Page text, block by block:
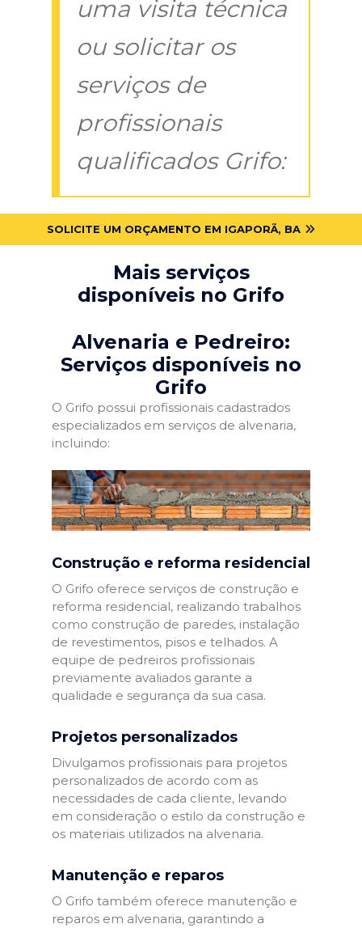
uma visita técnica
ou solicitar os
serviços de
profissionais
qualificados Grifo:
SOLICITE UM ORÇAMENTO EM IGAPORÃ, BA
Mais serviços
disponíveis no Grifo
Alvenaria e Pedreiro:
Serviços disponíveis no
Grifo
O Grifo possui profissionais cadastrados
especializados em serviços de alvenaria,
incluindo:
Construção e reforma residencial
O Grifo oferece serviços de construção e
reforma residencial, realizando trabalhos
como construção de paredes, instalação
de revestimentos, pisos e telhados. A
equipe de pedreiros profissionais
previamente avaliados garante a
qualidade e segurança da sua casa.
Projetos personalizados
Divulgamos profissionais para projetos
personalizados de acordo com as
necessidades de cada cliente, levando
em consideração o estilo da construção e
os materiais utilizados na alvenaria.
Manutenção e reparos
O Grifo também oferece manutenção e
reparos em alvenaria, garantindo a